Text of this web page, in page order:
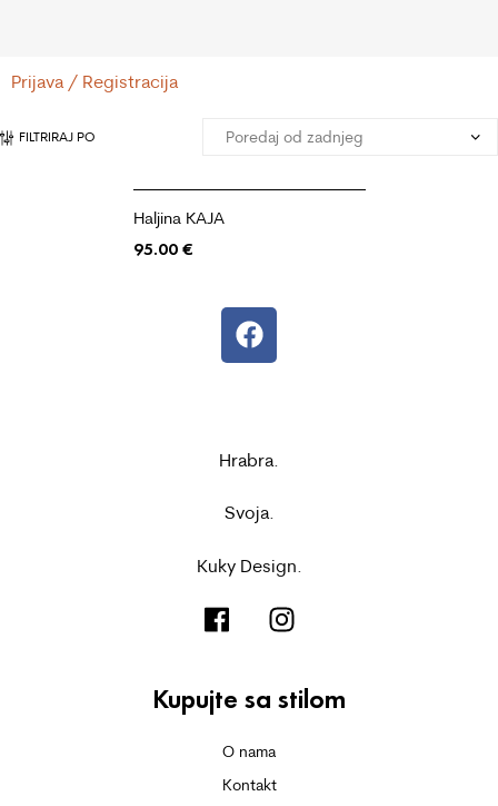
Prijava / Registracija
FILTRIRAJ PO
Haljina KAJA
95.00 €
Hrabra.
Svoja.
Kuky Design.
Kupujte sa stilom
O nama
Kontakt